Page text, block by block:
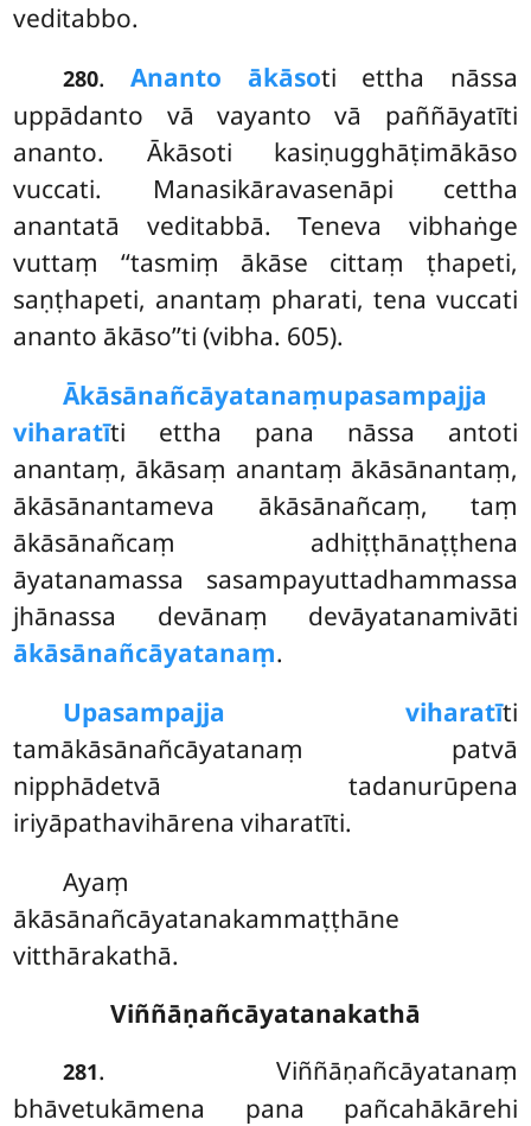
veditabbo.
280.Ananto ākāsoti ettha nāssa
uppādanto vā vayanto vā paññāyatīti
ananto. Ākāsoti kasiṇugghāṭimākāso
vuccati. Manasikāravasenāpi cettha
anantatā veditabbā. Teneva vibhaṅge
vuttaṃ ‘‘tasmiṃ ākāse cittaṃ ṭhapeti,
saṇṭhapeti, anantaṃ pharati, tena vuccati
ananto ākāso’’ti (vibha. 605).
Ākāsānañcāyatanaṃupasampajja
viharatīti ettha pana nāssa antoti
anantaṃ, ākāsaṃ anantaṃ ākāsānantaṃ,
ākāsānantameva ākāsānañcaṃ, taṃ
ākāsānañcaṃ adhiṭṭhānaṭṭhena
āyatanamassa sasampayuttadhammassa
jhānassa devānaṃ devāyatanamivāti
ākāsānañcāyatanaṃ.
Upasampajja viharatīti
tamākāsānañcāyatanaṃ patvā
nipphādetvā tadanurūpena
iriyāpathavihārena viharatīti.
Ayaṃ
ākāsānañcāyatanakammaṭṭhāne
vitthārakathā.
Viññāṇañcāyatanakathā
281. Viññāṇañcāyatanaṃ
bhāvetukāmena pana pañcahākārehi